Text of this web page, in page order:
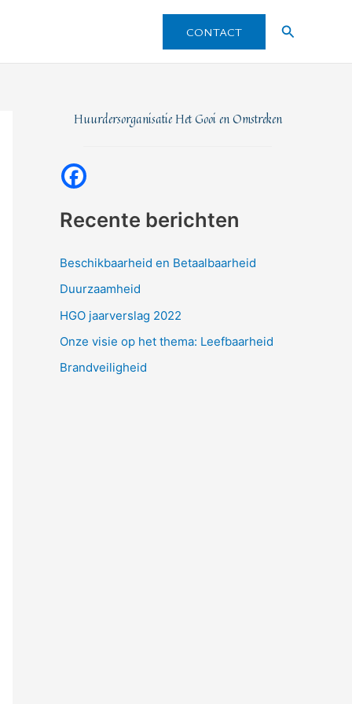
CONTACT Zoeken
Huurdersorganisatie Het Gooi en Omstreken
Recente berichten
Beschikbaarheid en Betaalbaarheid
Duurzaamheid
HGO jaarverslag 2022
Onze visie op het thema: Leefbaarheid
Brandveiligheid